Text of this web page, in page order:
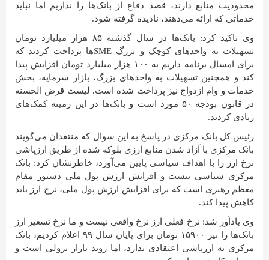
محدودیت منابع دارند، قصد دفاع از بانک‌ها را نداریم اما نباید
خدماتی که ارائه می‌دهند، نادیده گرفته شود.
وی تاکید کرد: بانک‌ها در سال گذشته ۸۵ هزار میلیارد تومان
تسهیلات به واحدهای کوچک و بزرگ SMEها پرداخت کردند که
برای امسال برنامه داریم به ۱۰۰ هزار میلیارد تومان افزایش پیدا
کند و همچنین تسهیلات به واحدهای بزرگ، بازار سرمایه، بخش
خدمات و وام ازدواج نیز پرداخت شده است. لیست قرض الحسنه
در قانون بودجه ۵۰ مورد است و بانک‌ها در این زمینه کمک‌های
زیادی کردند.
رئیس کل بانک مرکزی در پاسخ به این سوال که منتقدان می‌گویند
بانک مرکزی با آزاد شدن منابع ارزی بلوکه شده از طریق ارزپاشی
نرخ ارز را با اهداف سیاسی پایین می‌آورد، خاطرنشان کرد: بانک
مرکزی سیاسی نیست و افزایش ارزش پول ملی دستور مقام
معظم رهبری است که برای افزایش ارزش پول ملی، نرخ ارز باید
کاهش پیدا کند.
وی یادآور شد: نرخ فعلی ارز نرخ واقعی نیست و ما نرخ تسعیر ارز
بانک‌ها را نیز ۱۵۹۰۰ تومان برای پایان سال ۹۹ اعلام کردیم، بانک
مرکزی به ارزپاشی اعتقادی ندارد، اما روند بازار نزولی است و